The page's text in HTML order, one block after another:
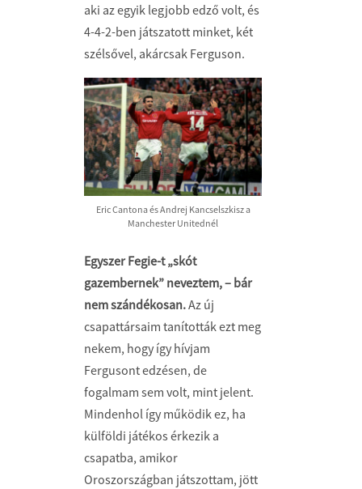
aki az egyik legjobb edző volt, és
4-4-2-ben játszatott minket, két
szélsővel, akárcsak Ferguson.
Eric Cantona és Andrej Kancselszkisz a
Manchester Unitednél
Egyszer Fegie-t „skót
gazembernek” neveztem, – bár
nem szándékosan.Az új
csapattársaim tanították ezt meg
nekem, hogy így hívjam
Fergusont edzésen, de
fogalmam sem volt, mint jelent.
Mindenhol így működik ez, ha
külföldi játékos érkezik a
csapatba, amikor
Oroszországban játszottam, jött